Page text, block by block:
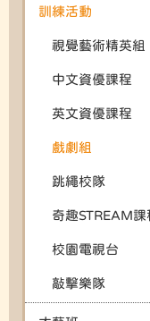
訓練活動
視覺藝術精英組
中文資優課程
英文資優課程
戲劇組
跳繩校隊
奇趣STREAM課
校園電視台
敲擊樂隊